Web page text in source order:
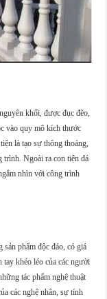
khối, được đục đẽo,
vào quy mô kích thước
là tạo sự thông thoáng,
trình. Ngoài ra con tiện đá
nhìn với công trình
phẩm độc đáo, có giá
khéo léo của các người
tác phẩm nghệ thuật
các nghệ nhân, sự tính